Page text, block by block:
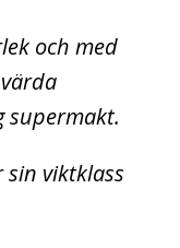
och med
supermakt.
sin viktklass